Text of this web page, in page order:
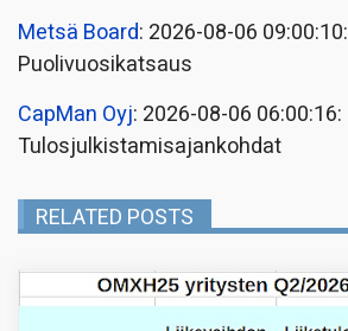
Metsä Board: 2026-08-06 09:00:10:
Puolivuosikatsaus
CapMan Oyj: 2026-08-06 06:00:16:
Tulosjulkistamisajankohdat
RELATED POSTS